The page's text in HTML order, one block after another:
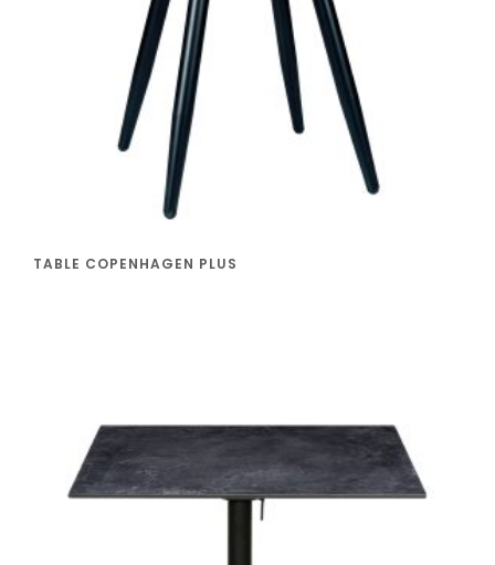
TABLE COPENHAGEN PLUS